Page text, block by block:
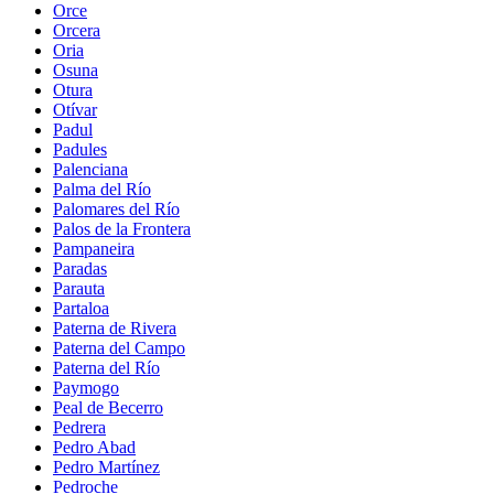
Orce
Orcera
Oria
Osuna
Otura
Otívar
Padul
Padules
Palenciana
Palma del Río
Palomares del Río
Palos de la Frontera
Pampaneira
Paradas
Parauta
Partaloa
Paterna de Rivera
Paterna del Campo
Paterna del Río
Paymogo
Peal de Becerro
Pedrera
Pedro Abad
Pedro Martínez
Pedroche